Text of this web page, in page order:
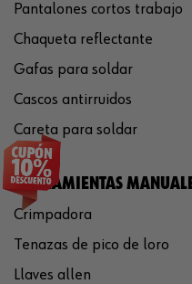
Pantalones cortos trabajo
Chaqueta reflectante
Gafas para soldar
Cascos antirruidos
Careta para soldar
HERRAMIENTAS
Crimpadora
Tenazas de pico de loro
Llaves allen